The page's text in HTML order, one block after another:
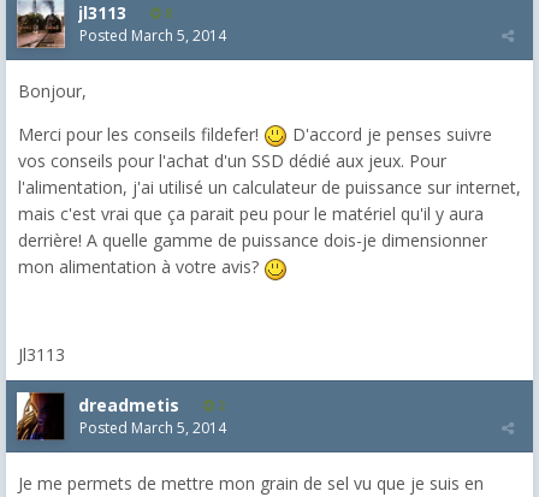
jl3113 8
Posted March 5, 2014
Bonjour,
Merci pour les conseils fildefer!
D'accord je penses suivre
vos conseils pour l'achat d'un SSD dédié aux jeux. Pour
l'alimentation, j'ai utilisé un calculateur de puissance sur internet,
mais c'est vrai que ça parait peu pour le matériel qu'il y aura
derrière! A quelle gamme de puissance dois-je dimensionner
mon alimentation à votre avis?
Jl3113
dreadmetis 2
Posted March 5, 2014
Je me permets de mettre mon grain de sel vu que je suis en